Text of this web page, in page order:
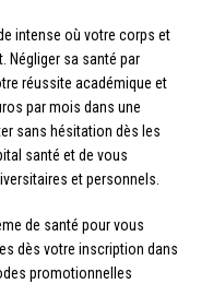
intense où votre corps et
Négliger sa santé par
réussite académique et
par mois dans une
sans hésitation dès les
santé et de vous
et personnels.
de santé pour vous
dès votre inscription dans
promotionnelles